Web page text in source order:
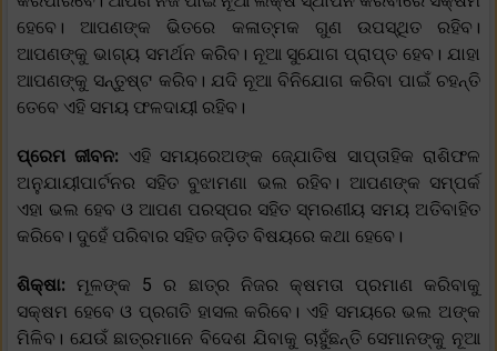
ହେବେ। ଆପଣଙ୍କ ଭିତରେ କଳାତ୍ମକ ଗୁଣ ଉପସ୍ଥିତ ରହିବ।
ଆପଣଙ୍କୁ ଭାଗ୍ୟ ସମର୍ଥନ କରିବ। ନୂଆ ସୁଯୋଗ ପ୍ରାପ୍ତ ହେବ। ଯାହା
ଆପଣଙ୍କୁ ସନ୍ତୁଷ୍ଟ କରିବ। ଯଦି ନୂଆ ବିନିଯୋଗ କରିବା ପାଇଁ ଚହନ୍ତି
ତେବେ ଏହି ସମୟ ଫଳଦାୟୀ ରହିବ।
ପ୍ରେମ ଜୀବନ: ଏହି ସମୟରେଅଙ୍କ ଜ୍ଯୋତିଷ ସାପ୍ତାହିକ ରାଶିଫଳ
ଅନୁଯାୟୀପାର୍ଟନର ସହିତ ବୁଝାମଣା ଭଲ ରହିବ। ଆପଣଙ୍କ ସମ୍ପର୍କ
ଏହା ଭଲ ହେବ ଓ ଆପଣ ପରସ୍ପର ସହିତ ସ୍ମରଣୀୟ ସମୟ ଅତିବାହିତ
କରିବେ। ଦୁହେଁ ପରିବାର ସହିତ ଜଡ଼ିତ ବିଷୟରେ କଥା ହେବେ।
ଶିକ୍ଷା:ମୂଳଙ୍କ 5 ର ଛାତ୍ର ନିଜର କ୍ଷମତା ପ୍ରମାଣ କରିବାକୁ
ସକ୍ଷମ ହେବେ ଓ ପ୍ରଗତି ହାସଲ କରିବେ। ଏହି ସମୟରେ ଭଲ ଅଙ୍କ
ମିଳିବ। ଯେଉଁ ଛାତ୍ରମାନେ ବିଦେଶ ଯିବାକୁ ଚାହୁଁଛନ୍ତି ସେମାନଙ୍କୁ ନୂଆ